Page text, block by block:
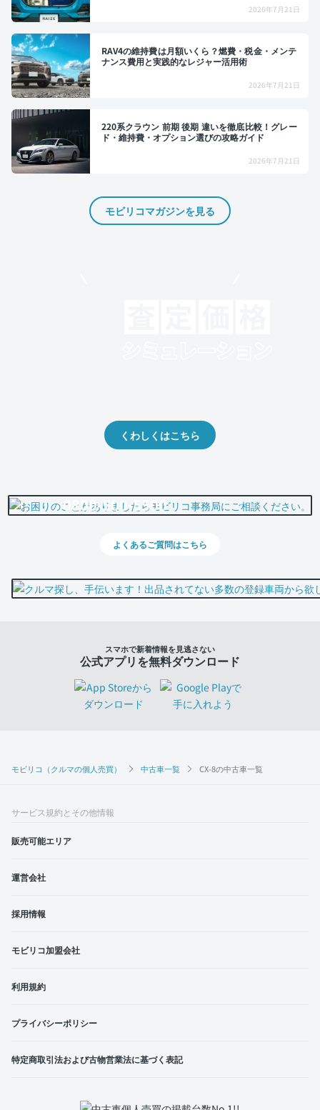
モビリコ（クルマの個人売買） 中古車一覧 CX-8の中古車一覧
2026年7月21日
RAV4の維持費は月額いくら？燃費・税金・メンテ
ナンス費用と実践的なレジャー活用術
2026年7月21日
220系クラウン 前期 後期 違いを徹底比較！グレー
ド・維持費・オプション選びの攻略ガイド
2026年7月21日
モビリコマガジンを見る
くわしくはこちら
0800-500-5500
よくあるご質問はこちら
スマホで新着情報を見逃さない
公式アプリを無料ダウンロード
サービス規約とその他情報
販売可能エリア
運営会社
採用情報
モビリコ加盟会社
利用規約
プライバシーポリシー
特定商取引法および古物営業法に基づく表記